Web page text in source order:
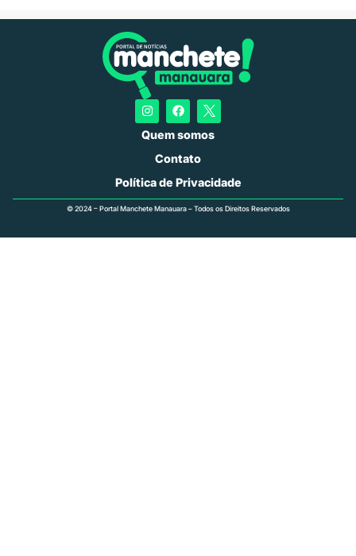
Quem somos
Contato
Política de Privacidade
© 2024 – Portal Manchete Manauara – Todos os Direitos Reservados